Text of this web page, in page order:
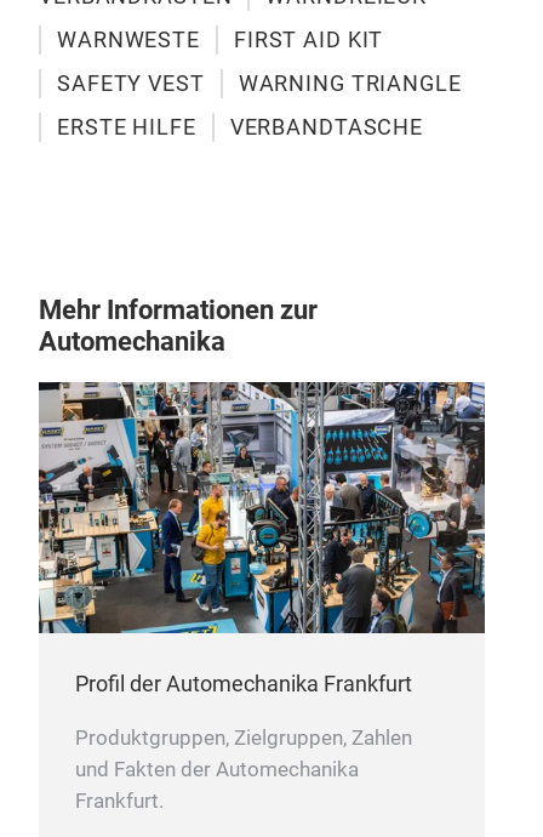
WARNWESTE
FIRST AID KIT
SAFETY VEST
WARNING TRIANGLE
ERSTE HILFE
VERBANDTASCHE
Mehr Informationen zur
Automechanika
Profil der Automechanika Frankfurt
Produktgruppen, Zielgruppen, Zahlen
und Fakten der Automechanika
Frankfurt.